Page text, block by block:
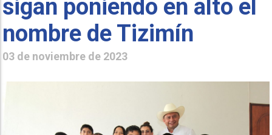
sigan poniendo en alto el
nombre de Tizimín
03 de noviembre de 2023